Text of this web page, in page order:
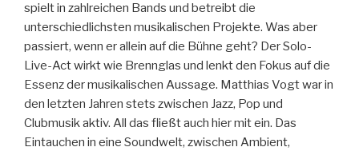
spielt in zahlreichen Bands und betreibt die
unterschiedlichsten musikalischen Projekte. Was aber
passiert, wenn er allein auf die Bühne geht? Der Solo-
Live-Act wirkt wie Brennglas und lenkt den Fokus auf die
Essenz der musikalischen Aussage. Matthias Vogt war in
den letzten Jahren stets zwischen Jazz, Pop und
Clubmusik aktiv. All das fließt auch hier mit ein. Das
Eintauchen in eine Soundwelt, zwischen Ambient,